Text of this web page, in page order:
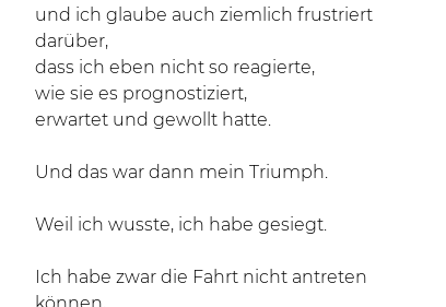
und ich glaube auch ziemlich frustriert
darüber,
dass ich eben nicht so reagierte,
wie sie es prognostiziert,
erwartet und gewollt hatte.
Und das war dann mein Triumph.
Weil ich wusste, ich habe gesiegt.
Ich habe zwar die Fahrt nicht antreten